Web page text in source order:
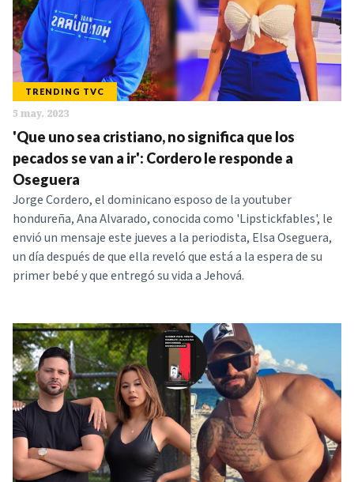
TRENDING TVC
5 may. 2023
'Que uno sea cristiano, no significa que los
pecados se van a ir': Cordero le responde a
Oseguera
Jorge Cordero, el dominicano esposo de la youtuber
hondureña, Ana Alvarado, conocida como 'Lipstickfables', le
envió un mensaje este jueves a la periodista, Elsa Oseguera,
un día después de que ella reveló que está a la espera de su
primer bebé y que entregó su vida a Jehová.